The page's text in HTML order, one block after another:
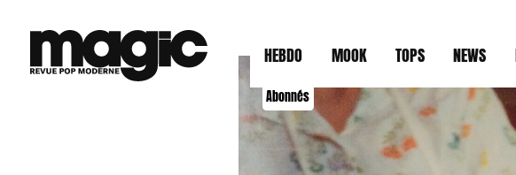
HEBDO MOOK TOPS NEWS
Abonnés